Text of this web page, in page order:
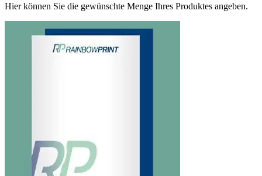
Hier können Sie die gewünschte Menge Ihres Produktes angeben.